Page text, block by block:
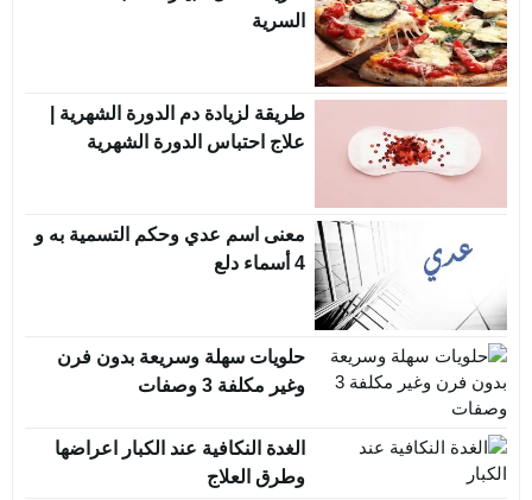
السرية
طريقة لزيادة دم الدورة الشهرية |
علاج احتباس الدورة الشهرية
معنى اسم عدي وحكم التسمية به و
4 أسماء دلع
حلويات سهلة وسريعة بدون فرن
وغير مكلفة 3 وصفات
الغدة النكافية عند الكبار اعراضها
وطرق العلاج